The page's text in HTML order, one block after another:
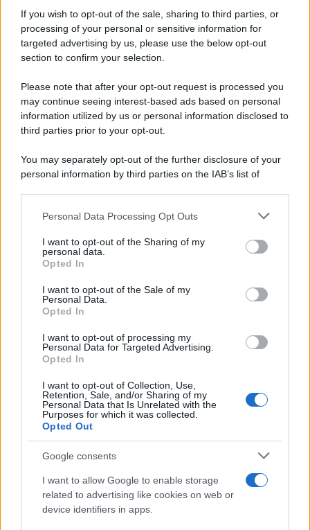
If you wish to opt-out of the sale, sharing to third parties, or
processing of your personal or sensitive information for
targeted advertising by us, please use the below opt-out
section to confirm your selection.
Please note that after your opt-out request is processed you
may continue seeing interest-based ads based on personal
information utilized by us or personal information disclosed to
third parties prior to your opt-out.
You may separately opt-out of the further disclosure of your
personal information by third parties on the IAB’s list of
This information may also be disclosed by us to third parties
disclose it to other third parties.
Please note that this website/app uses one or more Google
services and may gather and store information including but
not limited to your visit or usage behaviour. You may click to
grant or deny consent to Google and its third-party tags to
consent section.
Personal Data Processing Opt Outs
I want to opt-out of the Sharing of my
personal data.
Opted In
I want to opt-out of the Sale of my
Personal Data.
Opted In
I want to opt-out of processing my
Personal Data for Targeted Advertising.
Opted In
I want to opt-out of Collection, Use,
Retention, Sale, and/or Sharing of my
Personal Data that Is Unrelated with the
Purposes for which it was collected.
Opted Out
Google consents
I want to allow Google to enable storage
related to advertising like cookies on web or
device identifiers in apps.
Jessica Simpson, la rinascita artistica e
personale della star